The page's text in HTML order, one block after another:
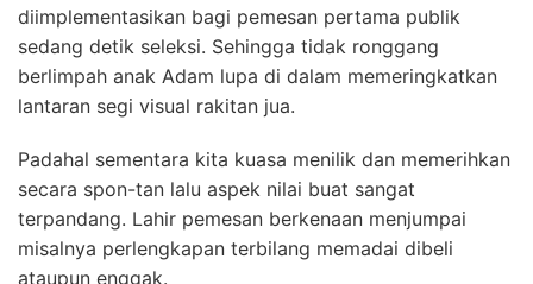
diimplementasikan bagi pemesan pertama publik
sedang detik seleksi. Sehingga tidak ronggang
berlimpah anak Adam lupa di dalam memeringkatkan
lantaran segi visual rakitan jua.
Padahal sementara kita kuasa menilik dan memerihkan
secara spon-tan lalu aspek nilai buat sangat
terpandang. Lahir pemesan berkenaan menjumpai
misalnya perlengkapan terbilang memadai dibeli
ataupun enggak.